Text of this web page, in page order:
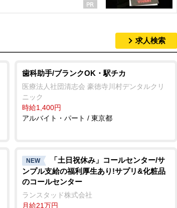
求人検索
歯科助手/ブランクOK・駅チカ
医療法人社団清志会 豪徳寺川村デンタルクリ
ニック
時給1,400円
アルバイト・パート / 東京都
NEW
「土日祝休み」コールセンター/サ
ンプル支給の福利厚生あり!サプリ&化粧品
のコールセンター
ランスタッド株式会社
月給21万円